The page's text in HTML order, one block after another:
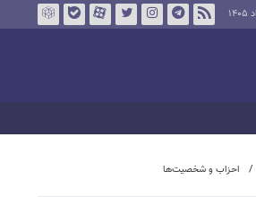
احزاب و شخصیت‌ها